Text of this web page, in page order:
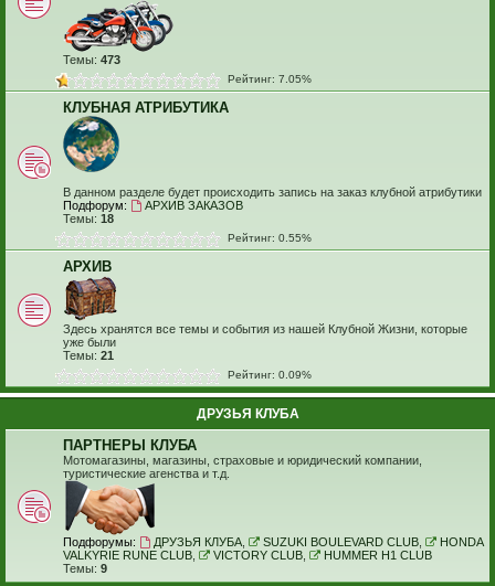
Темы: 473
Рейтинг: 7.05%
КЛУБНАЯ АТРИБУТИКА
В данном разделе будет происходить запись на заказ клубной атрибутики
Подфорум:
АРХИВ ЗАКАЗОВ
Темы: 18
Рейтинг: 0.55%
АРХИВ
Здесь хранятся все темы и события из нашей Клубной Жизни, которые
уже были
Темы: 21
Рейтинг: 0.09%
ДРУЗЬЯ КЛУБА
ПАРТНЕРЫ КЛУБА
Мотомагазины, магазины, страховые и юридический компании,
туристические агенства и т.д.
Подфорумы: ДРУЗЬЯ КЛУБА, SUZUKI BOULEVARD CLUB,
HONDA
VALKYRIE RUNE CLUB
VICTORY CLUB,
HUMMER H1 CLUB
Темы: 9